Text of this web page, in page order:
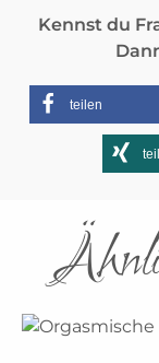
Kennst du
teilen